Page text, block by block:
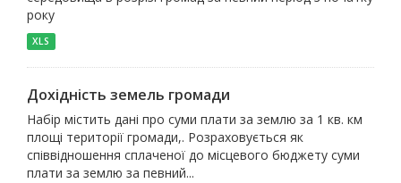
року
XLS
Дохідність земель громади
Набір містить дані про суми плати за землю за 1 кв. км
площі території громади,. Розраховується як
співвідношення сплаченої до місцевого бюджету суми
плати за землю за певний...